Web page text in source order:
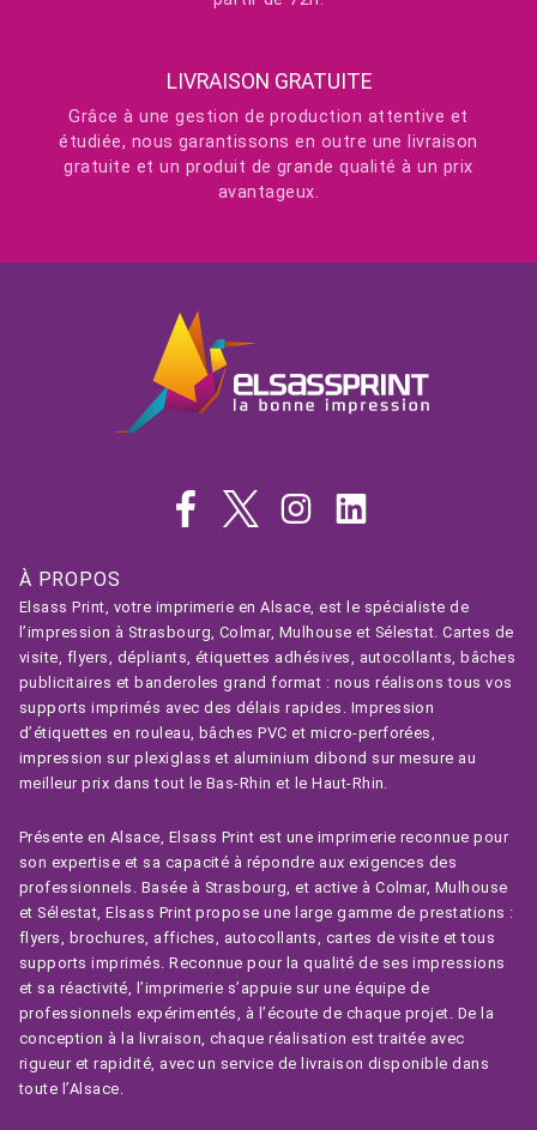
LIVRAISON GRATUITE
Grâce à une gestion de production attentive et
étudiée, nous garantissons en outre une livraison
gratuite et un produit de grande qualité à un prix
avantageux.
À PROPOS
Elsass Print, votre imprimerie en Alsace, est le spécialiste de
l’impression à Strasbourg, Colmar, Mulhouse et Sélestat. Cartes de
visite, flyers, dépliants, étiquettes adhésives, autocollants, bâches
publicitaires et banderoles grand format : nous réalisons tous vos
supports imprimés avec des délais rapides. Impression
d’étiquettes en rouleau, bâches PVC et micro-perforées,
impression sur plexiglass et aluminium dibond sur mesure au
meilleur prix dans tout le Bas-Rhin et le Haut-Rhin.
Présente en Alsace, Elsass Print est une imprimerie reconnue pour
son expertise et sa capacité à répondre aux exigences des
professionnels. Basée à Strasbourg, et active à Colmar, Mulhouse
et Sélestat, Elsass Print propose une large gamme de prestations :
flyers, brochures, affiches, autocollants, cartes de visite et tous
supports imprimés. Reconnue pour la qualité de ses impressions
et sa réactivité, l’imprimerie s’appuie sur une équipe de
professionnels expérimentés, à l’écoute de chaque projet. De la
conception à la livraison, chaque réalisation est traitée avec
rigueur et rapidité, avec un service de livraison disponible dans
toute l’Alsace.